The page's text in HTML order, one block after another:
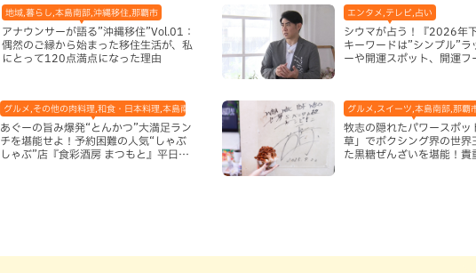
地域,暮らし,本島南部,沖縄移住,那覇市
アナウンサーが語る”沖縄移住”Vol.01：
偶然のご縁から始まった移住生活が、私
にとって120点満点になった理由
エンタメ,テレビ,占い
シウマが占う！『2026年
キーワードは”シンプル”ラ
ーや開運スポット、開運フ
グルメ,その他の肉料理,和食・日本料理,本島南部,那覇市
あぐーの旨み爆発“とんかつ”大満足ラン
チを堪能せよ！予約困難の人気“しゃぶ
しゃぶ”店『食彩酒房 まつもと』平日限
グルメ,スイーツ,本島南部,那覇
牧志の隠れたパワースポッ
草」でボクシング界の世界
た黒糖ぜんざいを堪能！貴